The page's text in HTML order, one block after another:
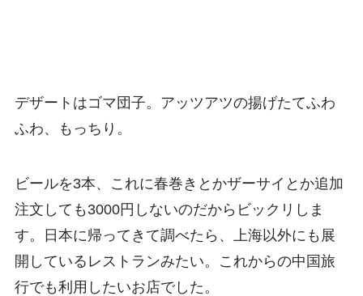
デザートはゴマ団子。アッツアツの揚げたてふわ
ふわ、もっちり。
ビールを3本、これに春巻きとかザーサイとか追加
注文しても3000円しないのだからビックリしま
す。日本に帰ってきて調べたら、上海以外にも展
開しているレストランみたい。これからの中国旅
行でも利用したいお店でした。